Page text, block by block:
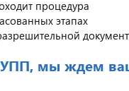
процедура
этапах
мы ждем